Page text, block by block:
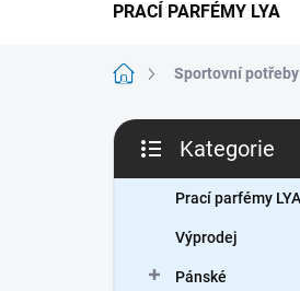
PRACÍ PARFÉMY LYA
Domů Sportovní potřeby
P
s
kategorie
Kategorie
Prací parfémy LYA
Výprodej
Pánské